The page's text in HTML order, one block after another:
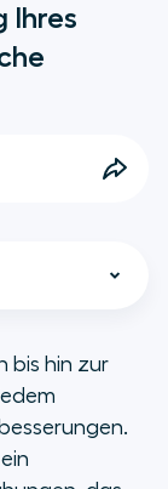
Ihres
bis hin zur